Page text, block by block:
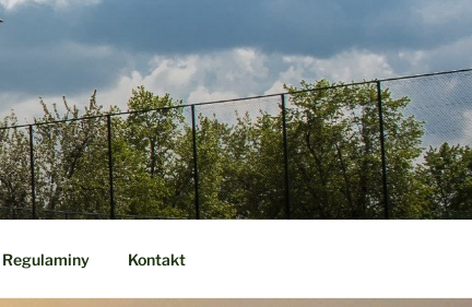
Regulaminy Kontakt